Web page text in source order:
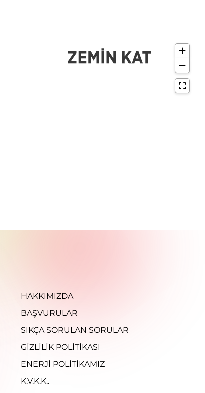
HAKKIMIZDA
BAŞVURULAR
SIKÇA SORULAN SORULAR
GIZLILIK POLITIKASI
ENERJI POLITIKAMIZ
K.V.K.K..